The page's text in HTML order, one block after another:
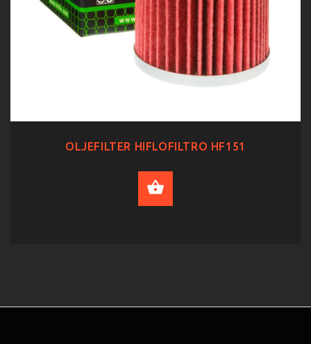
OLJEFILTER HIFLOFILTRO HF151